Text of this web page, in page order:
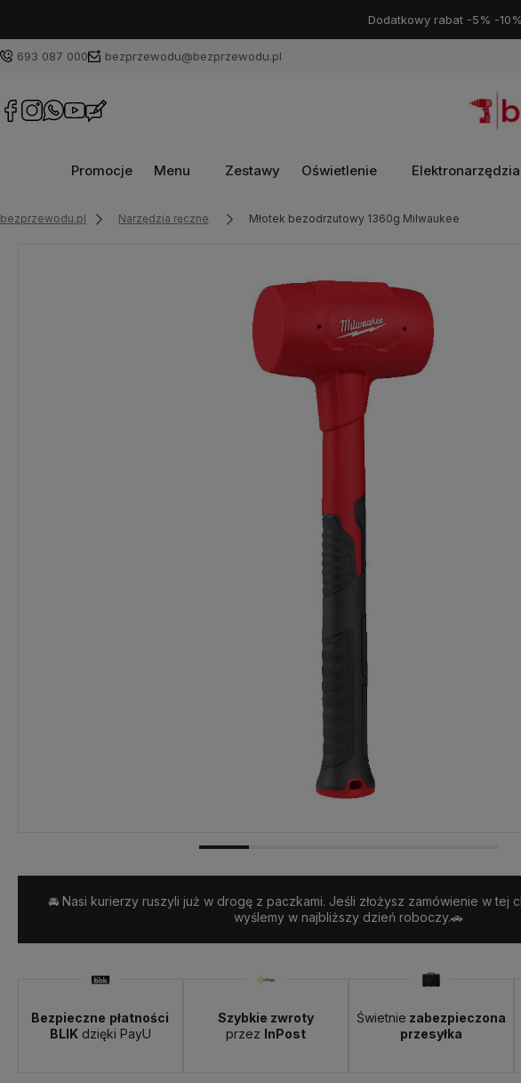
Dodatkowy rabat -5% -
693 087 000 bezprzewodu@bezprzewodu.pl
Promocje Menu Zestawy Oświetlenie Elektronarzędzia
bezprzewodu.pl Narzędzia ręczne Młotek bezodrzutowy 1360g Milwaukee
🚘 Nasi kurierzy ruszyli już w drogę z paczkami. Jeśli złożysz zamówienie w tej
wyślemy w najbliższy dzień roboczy.🚗
Bezpieczne płatności
BLIKdzięki PayU
Szybkie zwroty
przez InPost
Świetnie zabezpieczona
przesyłka